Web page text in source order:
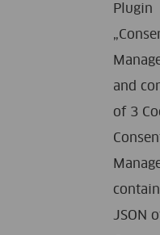
Plugin
and
of 3
JSON